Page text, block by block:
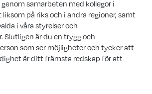
samarbeten med kollegor i
på riks och i andra regioner, samt
i våra styrelser och
Slutligen är du en trygg och
som ser möjligheter och tycker att
är ditt främsta redskap för att